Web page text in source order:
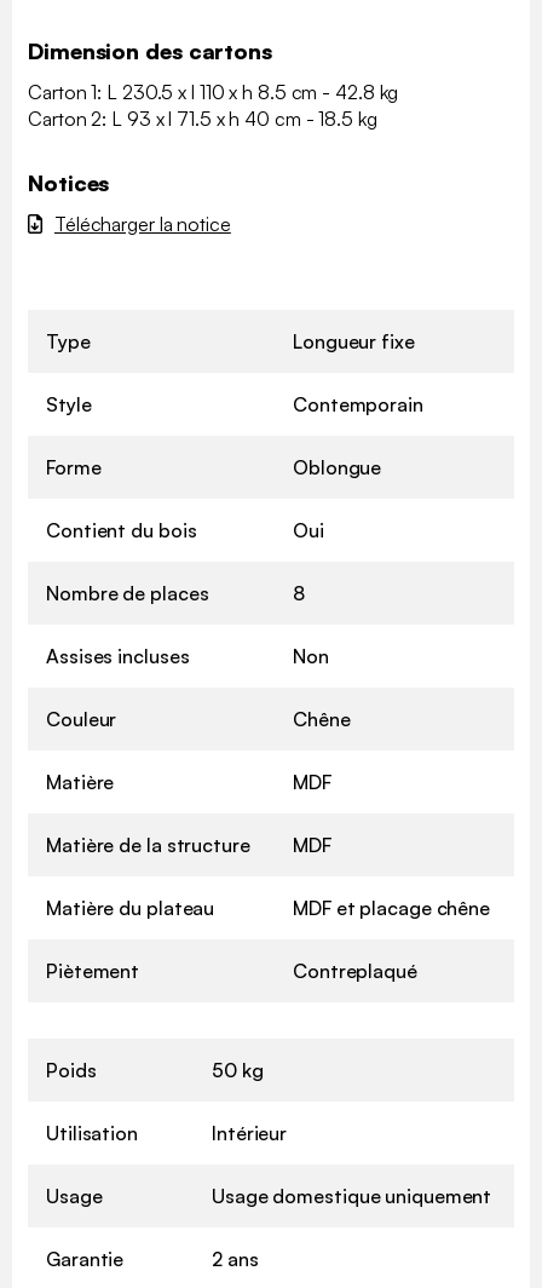
Dimension des cartons
Carton 1: L 230.5 x l 110 x h 8.5 cm - 42.8 kg
Carton 2: L 93 x l 71.5 x h 40 cm - 18.5 kg
Notices
Télécharger la notice
Type Longueur fixe
Style Contemporain
Forme Oblongue
Contient du bois Oui
Nombre de places 8
Assises incluses Non
Couleur Chêne
Matière MDF
Matière de la structure MDF
Matière du plateau MDF et placage chêne
Piètement Contreplaqué
Poids 50 kg
Utilisation Intérieur
Usage Usage domestique uniquement
Garantie 2 ans